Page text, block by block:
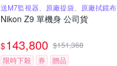
送M7監視器、原廠提袋、原廠拭鏡布
Nikon Z9 單機身 公司貨
$143,800 $151,368
限時下殺
券 贈品